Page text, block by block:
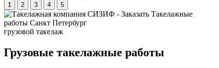
1 2 3 4 5
грузовой такелаж
Грузовые такелажные работы